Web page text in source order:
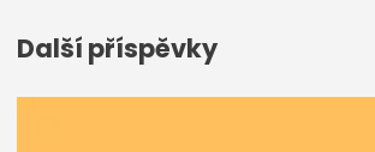
Další příspěvky